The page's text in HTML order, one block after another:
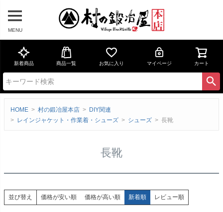
MENU
新着商品 商品一覧 お気に入り マイページ カート
HOME 村の鍛冶屋本店
DIY関連
レインジャケット・作業着・シューズ
シューズ 長靴
長靴
並び替え 価格が安い順 価格が高い順 新着順 レビュー順